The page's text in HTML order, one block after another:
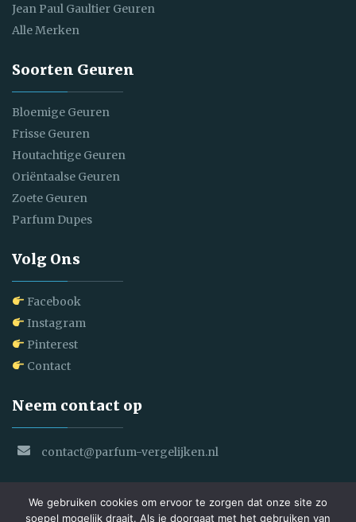
Jean Paul Gaultier Geuren
Alle Merken
Soorten Geuren
Bloemige Geuren
Frisse Geuren
Houtachtige Geuren
Oriëntaalse Geuren
Zoete Geuren
Parfum Dupes
Volg Ons
Facebook
Instagram
Pinterest
Contact
Neem contact op
contact@parfum-vergelijken.nl
We gebruiken cookies om ervoor te zorgen dat onze site zo
soepel mogelijk draait. Als je doorgaat met het gebruiken van